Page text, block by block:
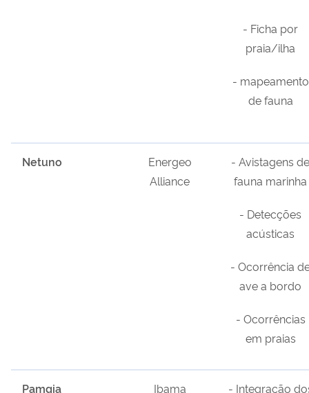
- Ficha por
praia/ilha
- mapeamento
de fauna
Netuno
Energeo
Alliance
- Avistagens de
fauna marinha
- Detecções
acústicas
- Ocorrência
ave a bordo
- Ocorrências
em praias
Pamgia Ibama
- Integração